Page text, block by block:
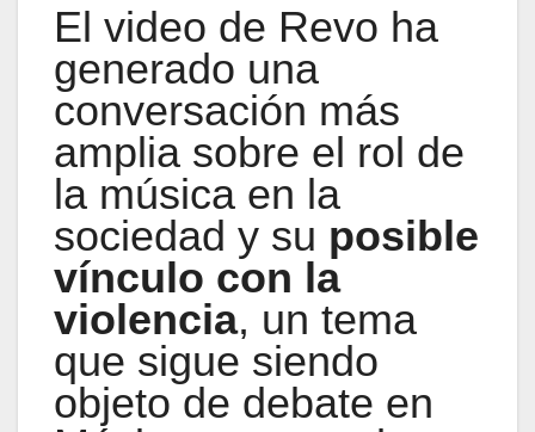
El video de Revo ha
generado una
conversación más
amplia sobre el rol de
la música en la
sociedad y su posible
vínculo con la
violencia, un tema
que sigue siendo
objeto de debate en